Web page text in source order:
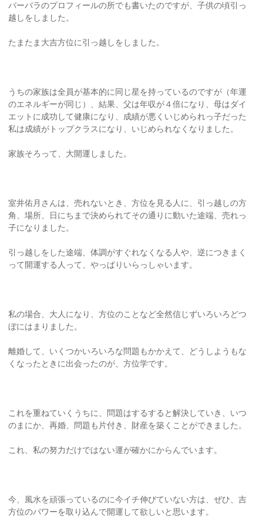
バーバラのプロフィールの所でも書いたのですが、子供の頃引っ
越しをしました。
たまたま大吉方位に引っ越しをしました。
うちの家族は全員が基本的に同じ星を持っているのですが（年運
のエネルギーが同じ）、結果、父は年収が４倍になり、母はダイ
エットに成功して健康になり、成績が悪くいじめられっ子だった
私は成績がトップクラスになり、いじめられなくなりました。
家族そろって、大開運しました。
室井佑月さんは、売れないとき、方位を見る人に、引っ越しの方
角、場所、日にちまで決められてその通りに動いた途端、売れっ
子になりました。
引っ越しをした途端、体調がすぐれなくなる人や、逆につきまく
って開運する人って、やっぱりいらっしゃいます。
私の場合、大人になり、方位のことなど全然信じずいろいろどつ
ぼにはまりました。
離婚して、いくつかいろいろな問題もかかえて、どうしようもな
くなったときに出会ったのが、方位学です。
これを重ねていくうちに、問題はするすると解決していき、いつ
のまにか、再婚、問題も片付き、財産を築くことができました。
これ、私の努力だけではない運が確かにからんでいます。
今、風水を頑張っているのに今イチ伸びていない方は、ぜひ、吉
方位のパワーを取り込んで開運して欲しいと思います。